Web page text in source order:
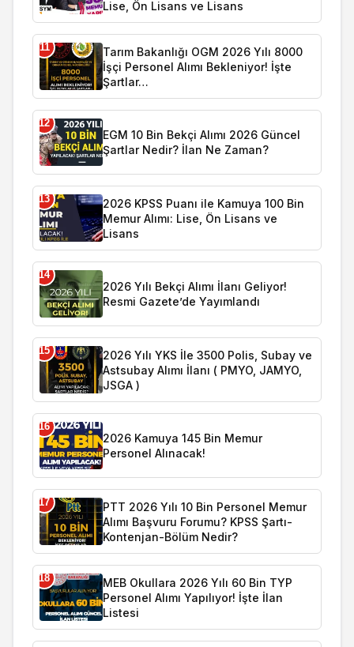
Lise, Ön Lisans ve Lisans
11
Tarım Bakanlığı OGM 2026 Yılı 8000
İşçi Personel Alımı Bekleniyor! İşte
Şartlar…
12
EGM 10 Bin Bekçi Alımı 2026 Güncel
Şartlar Nedir? İlan Ne Zaman?
13
2026 KPSS Puanı ile Kamuya 100 Bin
Memur Alımı: Lise, Ön Lisans ve
Lisans
14
2026 Yılı Bekçi Alımı İlanı Geliyor!
Resmi Gazete’de Yayımlandı
15
2026 Yılı YKS İle 3500 Polis, Subay ve
Astsubay Alımı İlanı ( PMYO, JAMYO,
JSGA )
16
2026 Kamuya 145 Bin Memur
Personel Alınacak!
17
PTT 2026 Yılı 10 Bin Personel Memur
Alımı Başvuru Forumu? KPSS Şartı-
Kontenjan-Bölüm Nedir?
18
MEB Okullara 2026 Yılı 60 Bin TYP
Personel Alımı Yapılıyor! İşte İlan
Listesi